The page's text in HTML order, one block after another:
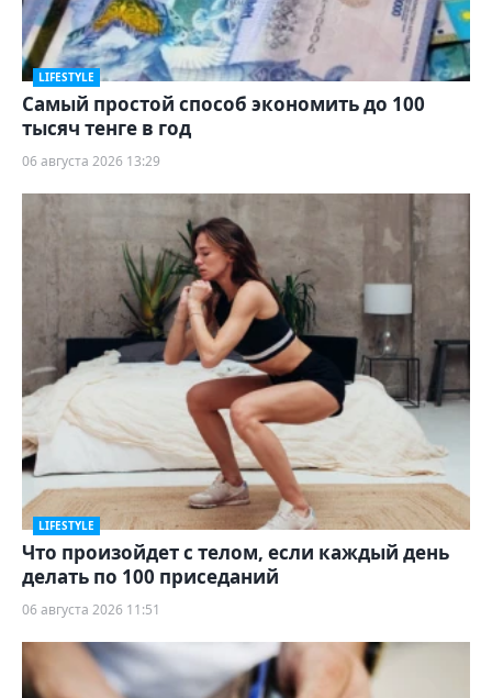
LIFESTYLE
Самый простой способ экономить до 100
тысяч тенге в год
06 августа 2026 13:29
LIFESTYLE
Что произойдет с телом, если каждый день
делать по 100 приседаний
06 августа 2026 11:51